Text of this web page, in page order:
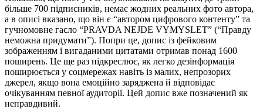
більше 700 підписників, немає жодних реальних фото автора,
а в описі вказано, що він є “автором цифрового контенту” та
гучномовне гасло “PRAVDA NEJDE VYMYSLET” (“Правду
неможна придумати”). Попри це, допис із фейковим
зображенням і вигаданими цитатами отримав понад 1600
поширень. Це ще раз підкреслює, як легко дезінформація
поширюється у соцмережах навіть із малих, непрозорих
джерел, якщо вона емоційно заряджена й відповідає
очікуванням певної аудиторії. Цей допис вже позначений як
неправдивий.